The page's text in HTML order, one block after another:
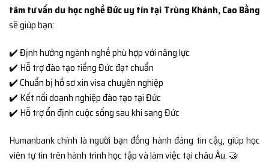
tâm tư vấn du học nghề Đức uy tín tại Trùng Khánh, Cao Bằng
sẽ giúp bạn:
✔️ Định hướng ngành nghề phù hợp với năng lực
✔️ Hỗ trợ đào tạo tiếng Đức đạt chuẩn
✔️ Chuẩn bị hồ sơ xin visa chuyên nghiệp
✔️ Kết nối doanh nghiệp đào tạo tại Đức
✔️ Hỗ trợ ổn định cuộc sống sau khi sang Đức
Humanbank chính là người bạn đồng hành đáng tin cậy, giúp học
viên tự tin trên hành trình học tập và làm việc tại châu Âu. 🤝